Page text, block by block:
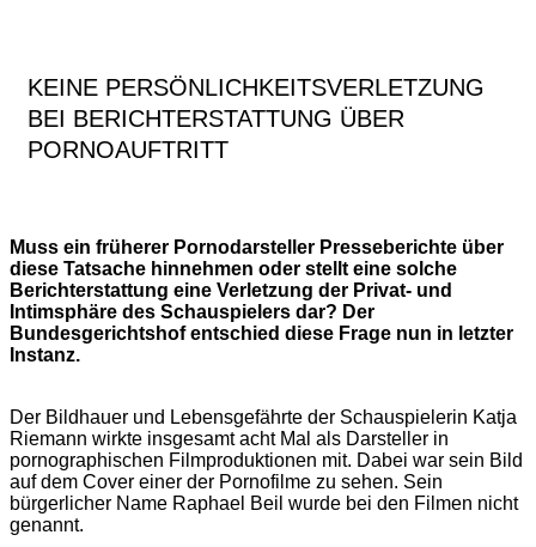
KEINE PERSÖNLICHKEITSVERLETZUNG
BEI BERICHTERSTATTUNG ÜBER
PORNOAUFTRITT
Muss ein früherer Pornodarsteller Presseberichte über
diese Tatsache hinnehmen oder stellt eine solche
Berichterstattung eine Verletzung der Privat- und
Intimsphäre des Schauspielers dar? Der
Bundesgerichtshof entschied diese Frage nun in letzter
Instanz.
Der Bildhauer und Lebensgefährte der Schauspielerin Katja
Riemann wirkte insgesamt acht Mal als Darsteller in
pornographischen Filmproduktionen mit. Dabei war sein Bild
auf dem Cover einer der Pornofilme zu sehen. Sein
bürgerlicher Name Raphael Beil wurde bei den Filmen nicht
genannt.